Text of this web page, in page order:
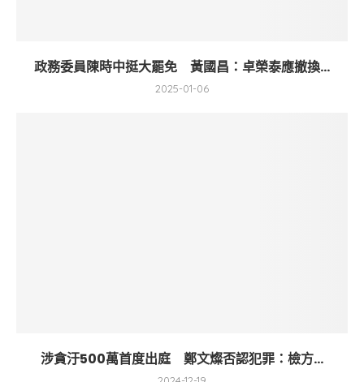
政務委員陳時中挺大罷免 黃國昌：卓榮泰應撤換...
2025-01-06
涉貪汙500萬首度出庭 鄭文燦否認犯罪：檢方...